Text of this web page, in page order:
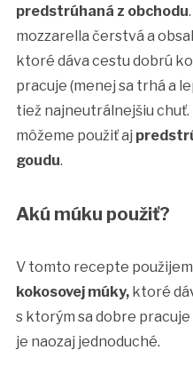
predstrúhaná z obchodu
mozzarella čerstvá a
ktoré dáva cestu dobrú
pracuje (menej sa trhá a
tiež najneutrálnejšiu
môžeme použiť aj
goudu.
Akú múku použiť?
V tomto recepte
kokosovej múky,ktoré
s ktorým sa dobre
je naozaj jednoduché.